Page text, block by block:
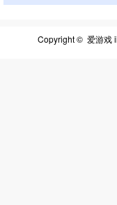
Copyright © 爱游戏